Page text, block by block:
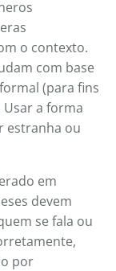
o contexto.
com base
(para fins
a forma
estranha ou
em
devem
se fala ou
por